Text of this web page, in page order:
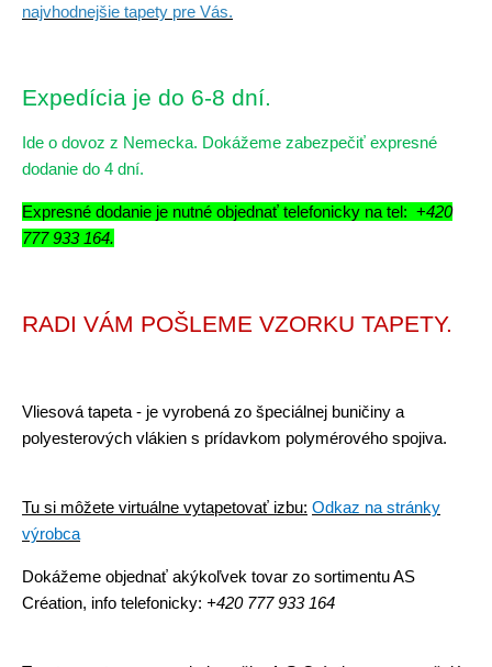
najvhodnejšie tapety pre Vás.
Expedícia je do 6-8 dní.
Ide o dovoz z Nemecka. Dokážeme zabezpečiť expresné
dodanie do 4 dní.
Expresné dodanie je nutné objednať telefonicky na tel: +420
777 933 164.
RADI VÁM POŠLEME VZORKU TAPETY.
Vliesová tapeta - je vyrobená zo špeciálnej buničiny a
polyesterových vlákien s prídavkom polymérového spojiva.
Tu si môžete virtuálne vytapetovať izbu: Odkaz na stránky
výrobca
Dokážeme objednať akýkoľvek tovar zo sortimentu AS
Création, info telefonicky: +420 777 933 164